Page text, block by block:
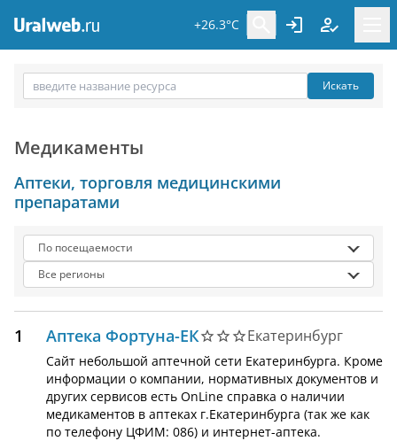
+26.3°C
Искать
Медикаменты
Аптеки, торговля медицинскими
препаратами
По посещаемости
Все регионы
1 Аптека Фортуна-ЕК Екатеринбург
Сайт небольшой аптечной сети Екатеринбурга. Кроме
информации о компании, нормативных документов и
других сервисов есть OnLine справка о наличии
медикаментов в аптеках г.Екатеринбурга (так же как
по телефону ЦФИМ: 086) и интернет-аптека.